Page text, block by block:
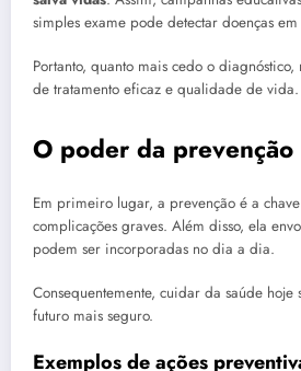
simples exame pode detectar doenças
Portanto, quanto mais cedo o diagnóstico,
de tratamento eficaz e qualidade de vida.
O poder da prevenção
Em primeiro lugar, a prevenção é a
complicações graves. Além disso, ela
podem ser incorporadas no dia a dia.
Consequentemente, cuidar da saúde
futuro mais seguro.
Exemplos de ações